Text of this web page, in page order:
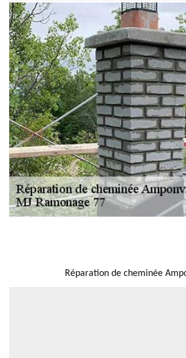
Réparation de cheminée